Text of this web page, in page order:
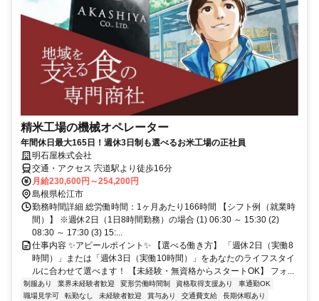
精米工場の機械オペレーター
年間休日最大165日！週休3日制も選べるお米工場の正社員
明石屋株式会社
交通・アクセス 宍道駅より徒歩16分
月給230,600円～254,200円
島根県松江市
勤務時間詳細 総労働時間：1ヶ月あたり166時間 【シフト例（就業時
間）】 ※週休2日（1日8時間勤務）の場合 (1) 06:30 ～ 15:30 (2)
08:30 ～ 17:30 (3) 15:...
仕事内容 ✨アピールポイント✨ 【選べる働き方】 「週休2日（実働8
時間）」または「週休3日（実働10時間）」をあなたのライフスタイ
ルに合わせて選べます！ 【未経験・無資格からスタートOK】 フォ...
制服あり 業界未経験者歓迎 変形労働時間制 資格取得支援あり
車通勤OK
職場見学可
転勤なし 未経験者歓迎 賞与あり 交通費支給 長期休暇あり